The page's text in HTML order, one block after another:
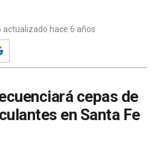
actualizado hace 6 años
cepas de
en Santa Fe